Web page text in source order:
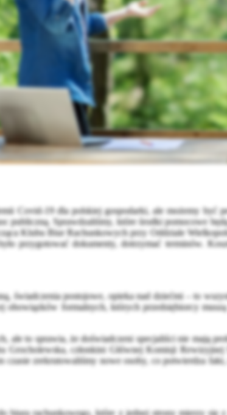
Covid-19 dla polskiej gospodarki, ale możemy być
publiczną. Sprawdzaliśmy, które środki pomocowe
Klubu Biur Rachunkowych przy Oddziale
przygotować dokumenty, dotrzymać terminów.
świadczenia postojowe, opieka nad dziećmi – to
obowiązków formalnych, których przedsiębiorcy
ale to sprawia, że doświadczeni specjaliści nie mają
członkini Głównej Komisji
zrekrutowaliśmy nowe osoby, co potwierdza